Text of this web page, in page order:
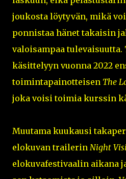
joukosta löytyvän, mikä
ponnistaa hänet takaisin
valoisampaa tulevaisuutta.
käsittelyyn vuonna 2022
toimintapainotteisen The
joka voisi toimia kurssin
Muutama kuukausi
elokuvan trailerin Night
elokuvafestivaalin aikana